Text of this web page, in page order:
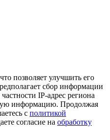
позволяет улучшить его
сбор информации
IP-адрес региона
информацию. Продолжая
с политикой
согласие на обработку